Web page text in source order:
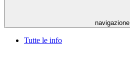
navigazione
Tutte le info